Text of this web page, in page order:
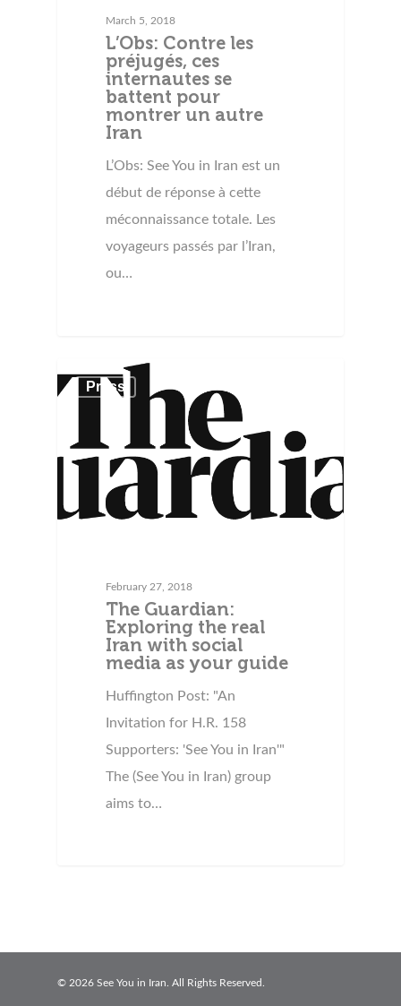
March 5, 2018
L’Obs: Contre les
préjugés, ces
internautes se
battent pour
montrer un autre
Iran
L’Obs: See You in Iran est un
début de réponse à cette
méconnaissance totale. Les
voyageurs passés par l’Iran,
ou…
Press
February 27, 2018
The Guardian:
Exploring the real
Iran with social
media as your guide
Huffington Post: "An
Invitation for H.R. 158
Supporters: 'See You in Iran'"
The (See You in Iran) group
aims to…
© 2026 See You in Iran. All Rights Reserved.